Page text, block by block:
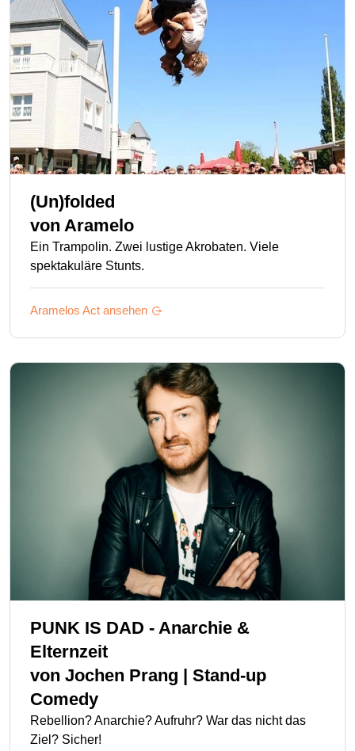
(Un)folded
von Aramelo
Ein Trampolin. Zwei lustige Akrobaten. Viele
spektakuläre Stunts.
Aramelos Act ansehen
PUNK IS DAD - Anarchie &
Elternzeit
von Jochen Prang | Stand-up
Comedy
Rebellion? Anarchie? Aufruhr? War das nicht das
Ziel? Sicher!